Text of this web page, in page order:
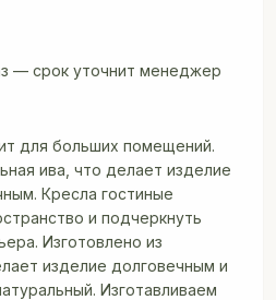
— срок уточнит менеджер
для больших помещений.
ива, что делает изделие
Кресла гостиные
и подчеркнуть
Изготовлено из
изделие долговечным и
Изготавливаем